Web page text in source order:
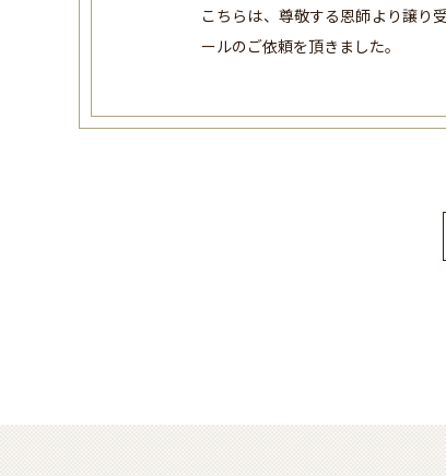
こちらは、尊敬する恩師より譲り
ールのご依頼を頂きました。